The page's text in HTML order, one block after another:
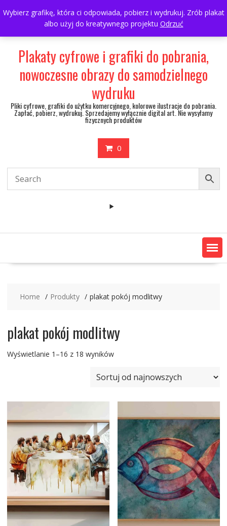
Wybierz grafikę, która ci odpowiada, pobierz i wydrukuj. Zrób plakat
albo użyj do kreatywnego projektu Odrzuć
to
697063361
walulik@gmail.com
My Account
Plakaty cyfrowe i grafiki do pobrania,
nowoczesne obrazy do samodzielnego
wydruku
Pliki cyfrowe, grafiki do użytku komercyjnego, kolorowe ilustracje do pobrania.
Zapłać, pobierz, wydrukuj. Sprzedajemy wyłącznie digital art. Nie wysyłamy
fizycznych produktów
0
Home Produkty plakat pokój modlitwy
plakat pokój modlitwy
Wyświetlanie 1–16 z 18 wynikówPosortowane
najnowszych